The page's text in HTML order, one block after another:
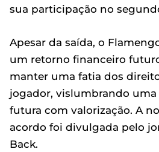
sua participação no
Apesar da saída, o
um retorno financeiro
manter uma fatia dos
jogador, vislumbrando uma
futura com valorização. A
acordo foi divulgada pelo
Back.